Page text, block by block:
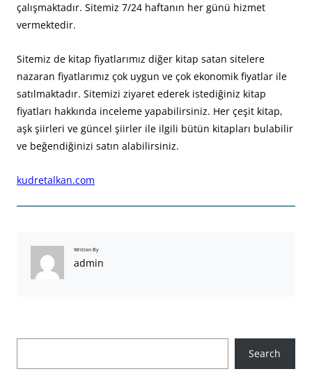
çalışmaktadır. Sitemiz 7/24 haftanın her günü hizmet
vermektedir.
Sitemiz de kitap fiyatlarımız diğer kitap satan sitelere
nazaran fiyatlarımız çok uygun ve çok ekonomik fiyatlar ile
satılmaktadır. Sitemizi ziyaret ederek istediğiniz kitap
fiyatları hakkında inceleme yapabilirsiniz. Her çeşit kitap,
aşk şiirleri ve güncel şiirler ile ilgili bütün kitapları bulabilir
ve beğendiğinizi satın alabilirsiniz.
kudretalkan.com
Written By
admin
Search